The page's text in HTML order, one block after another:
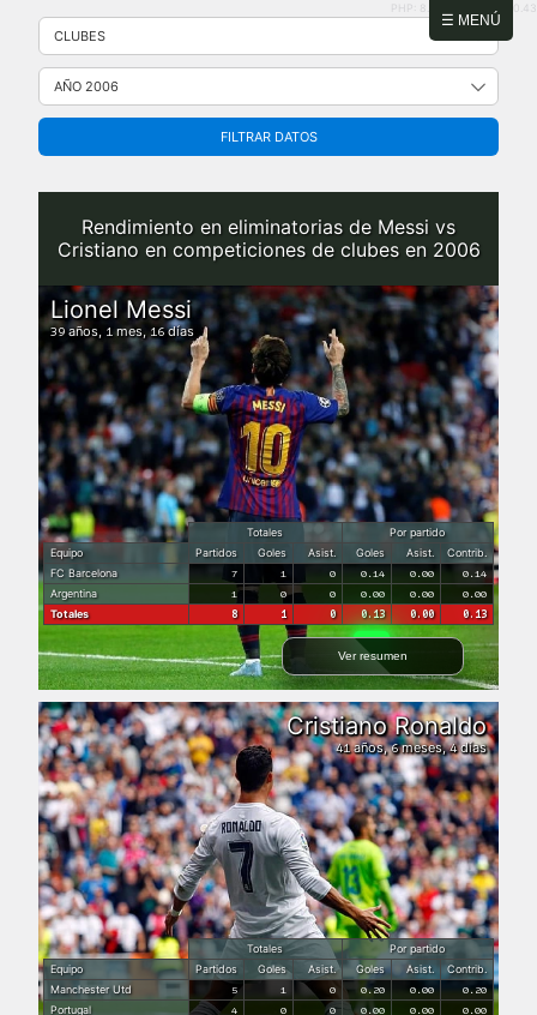
☰ MENÚ
Saltar
contenido
PHP: 8.2.31 | MySQL: 8.0.43
FILTRAR DATOS
Rendimiento en eliminatorias de Messi vs
Cristiano en competiciones de clubes en 2006
Totales
Por partido
Equipo
Partidos Goles Asist. Goles Asist.
Contrib.
FC Barcelona
7 1 0 0.14 0.00 0.14
Argentina 1 0 0 0.00 0.00 0.00
Totales 8 1 0 0.13 0.00 0.13
Ver resumen
Lionel Messi
39años, 1mes,16días
Totales
Por partido
Equipo
Partidos Goles Asist. Goles Asist.
Contrib.
Manchester Utd
5 1 0 0.20 0.00 0.20
Portugal 4 0 0 0.00 0.00 0.00
Cristiano Ronaldo
41años,6meses,4días